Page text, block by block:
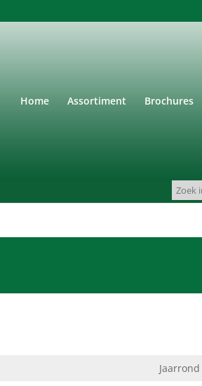
Home Assortiment Brochures
Jaarrond